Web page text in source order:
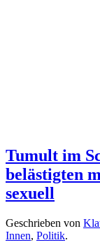
Tumult im
belästigten
sexuell
Geschrieben von
Innen, Politik.